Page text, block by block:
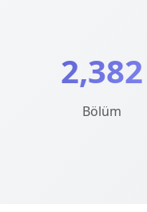
2,382
Bölüm